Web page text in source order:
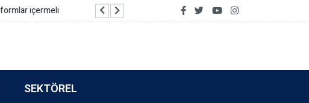
Vakıf Katılım’dan Tamamla Kazan
SEKTÖREL